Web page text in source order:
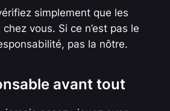
simplement que les
vous. Si ce n’est pas le
pas la nôtre.
avant tout